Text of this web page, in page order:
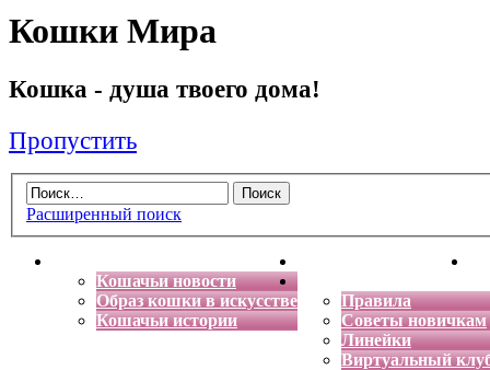
Кошки Мира
Кошка - душа твоего дома!
Пропустить
Расширенный поиск
Кошачьи новости
Образ кошки в искусстве
Кошачьи истории
Энциклопедия кошек
Правила
Советы новичкам
Линейки
Виртуальный